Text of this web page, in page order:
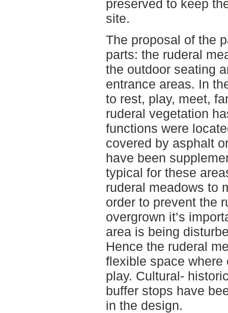
preserved to keep
site.
The proposal of the
parts: the ruderal
the outdoor seating
entrance areas. In
to rest, play, meet,
ruderal vegetation
functions were
covered by asphalt
have been
typical for these
ruderal meadows to
order to prevent the
overgrown it’s
area is being
Hence the ruderal
flexible space where
play. Cultural-
buffer stops have
in the design.